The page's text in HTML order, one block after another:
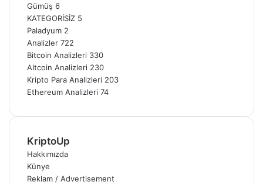
Gümüş 6
KATEGORİSİZ 5
Paladyum 2
Analizler 722
Bitcoin Analizleri 330
Altcoin Analizleri 230
Kripto Para Analizleri 203
Ethereum Analizleri 74
KriptoUp
Hakkımızda
Künye
Reklam / Advertisement